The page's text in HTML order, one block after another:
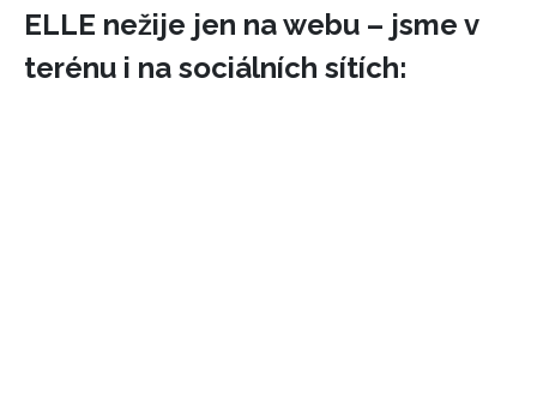
ELLE nežije jen na webu – jsme v
terénu i na sociálních sítích: